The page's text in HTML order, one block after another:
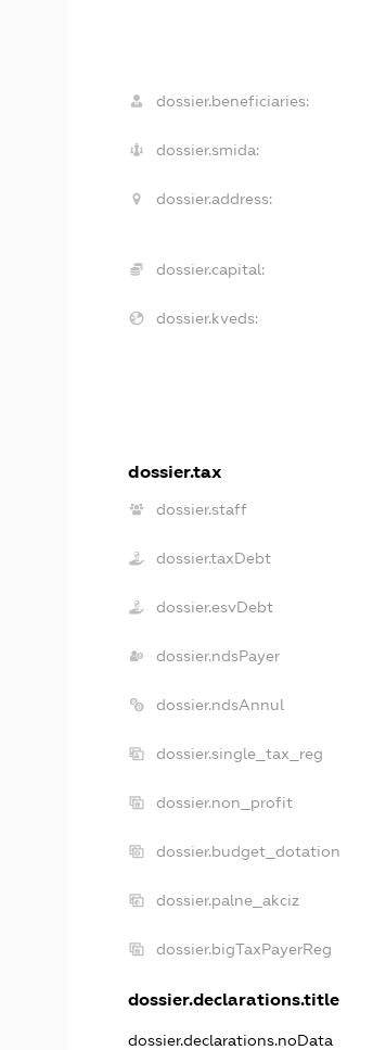
dossier.beneficiaries:
dossier.smida:
dossier.address:
dossier.capital:
dossier.kveds:
dossier.tax
dossier.staff
dossier.taxDebt
dossier.esvDebt
dossier.ndsPayer
dossier.ndsAnnul
dossier.single_tax_reg
dossier.non_profit
dossier.budget_dotation
dossier.palne_akciz
dossier.bigTaxPayerReg
dossier.declarations.title
dossier.declarations.noData